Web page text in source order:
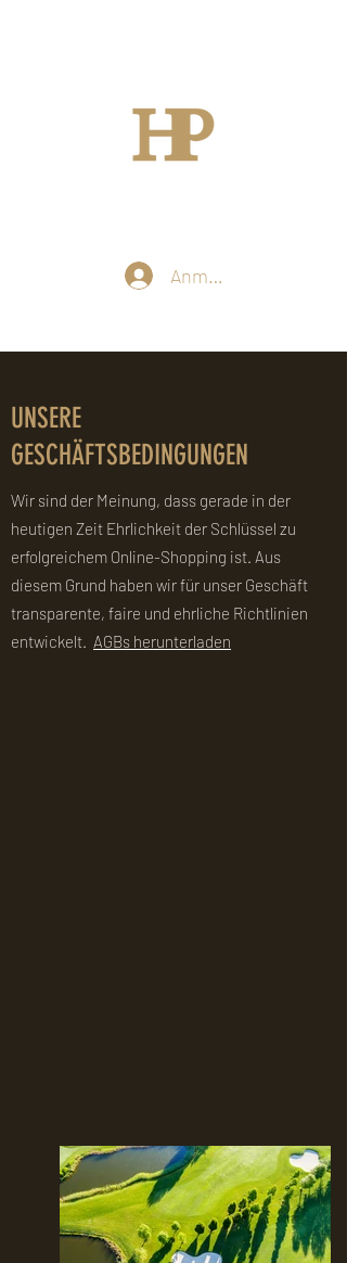
Anmelden
UNSERE
GESCHÄFTSBEDINGUNGEN
Wir sind der Meinung, dass gerade in der
heutigen Zeit Ehrlichkeit der Schlüssel zu
erfolgreichem Online-Shopping ist. Aus
diesem Grund haben wir für unser Geschäft
transparente, faire und ehrliche Richtlinien
entwickelt. AGBs herunterladen